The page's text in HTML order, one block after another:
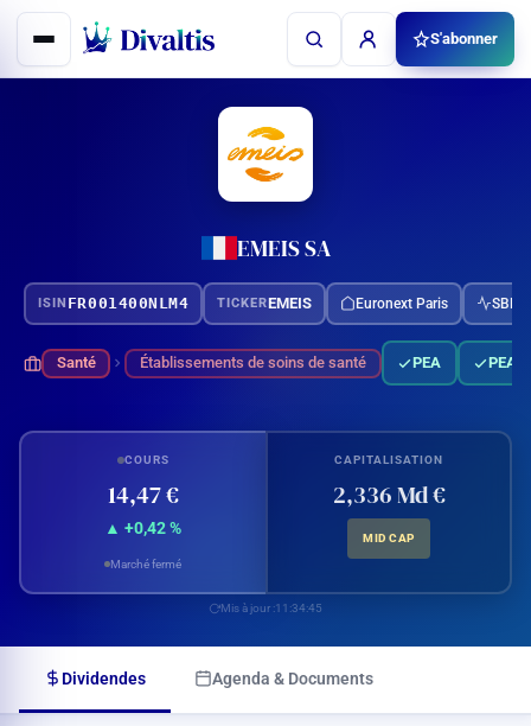
Aller
contenu
S'abonner
EMEIS SA
ISIN FR001400NLM4 TICKEREMEIS Euronext Paris SBF
Santé Établissements de soins de santé PEA PEA-
COURS
14,47 €
▲ +0,42 %
Marché fermé
CAPITALISATION
2,336 Md €
MID CAP
Mis à jour :11:34:45
Dividendes Agenda & Documents